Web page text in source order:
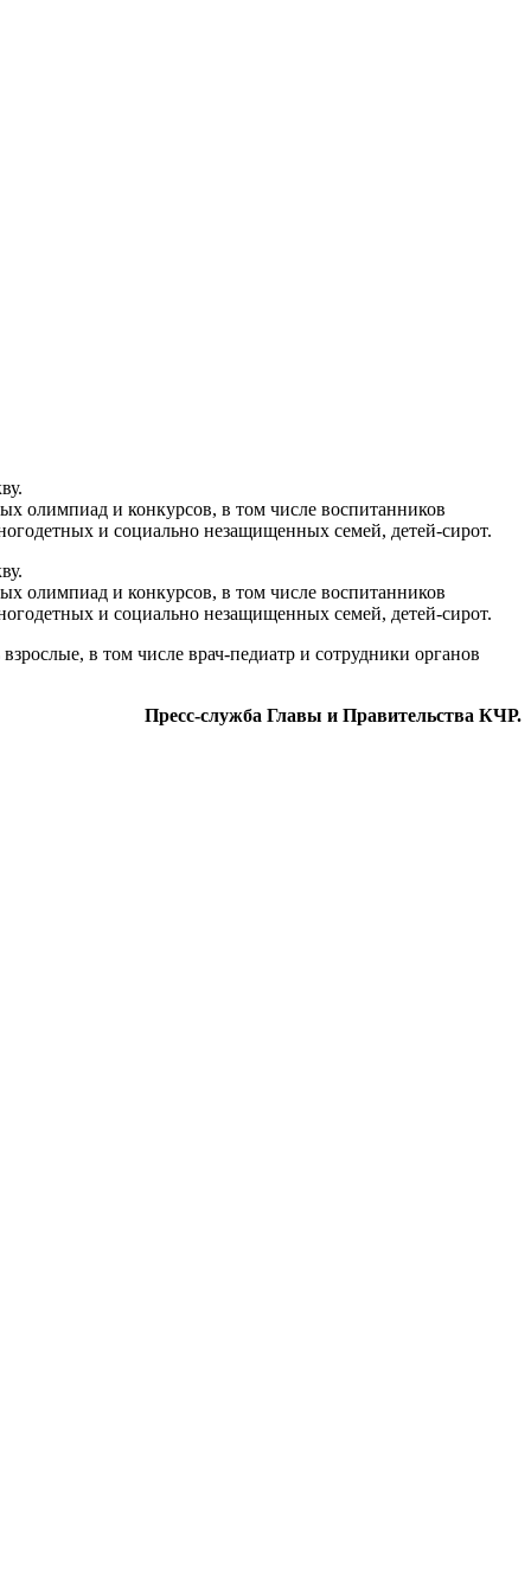
олимпиад и конкурсов, в том числе воспитанников
и социально незащищенных семей, детей-сирот.
олимпиад и конкурсов, в том числе воспитанников
и социально незащищенных семей, детей-сирот.
в том числе врач-педиатр и сотрудники органов
Пресс-служба Главы и Правительства КЧР.